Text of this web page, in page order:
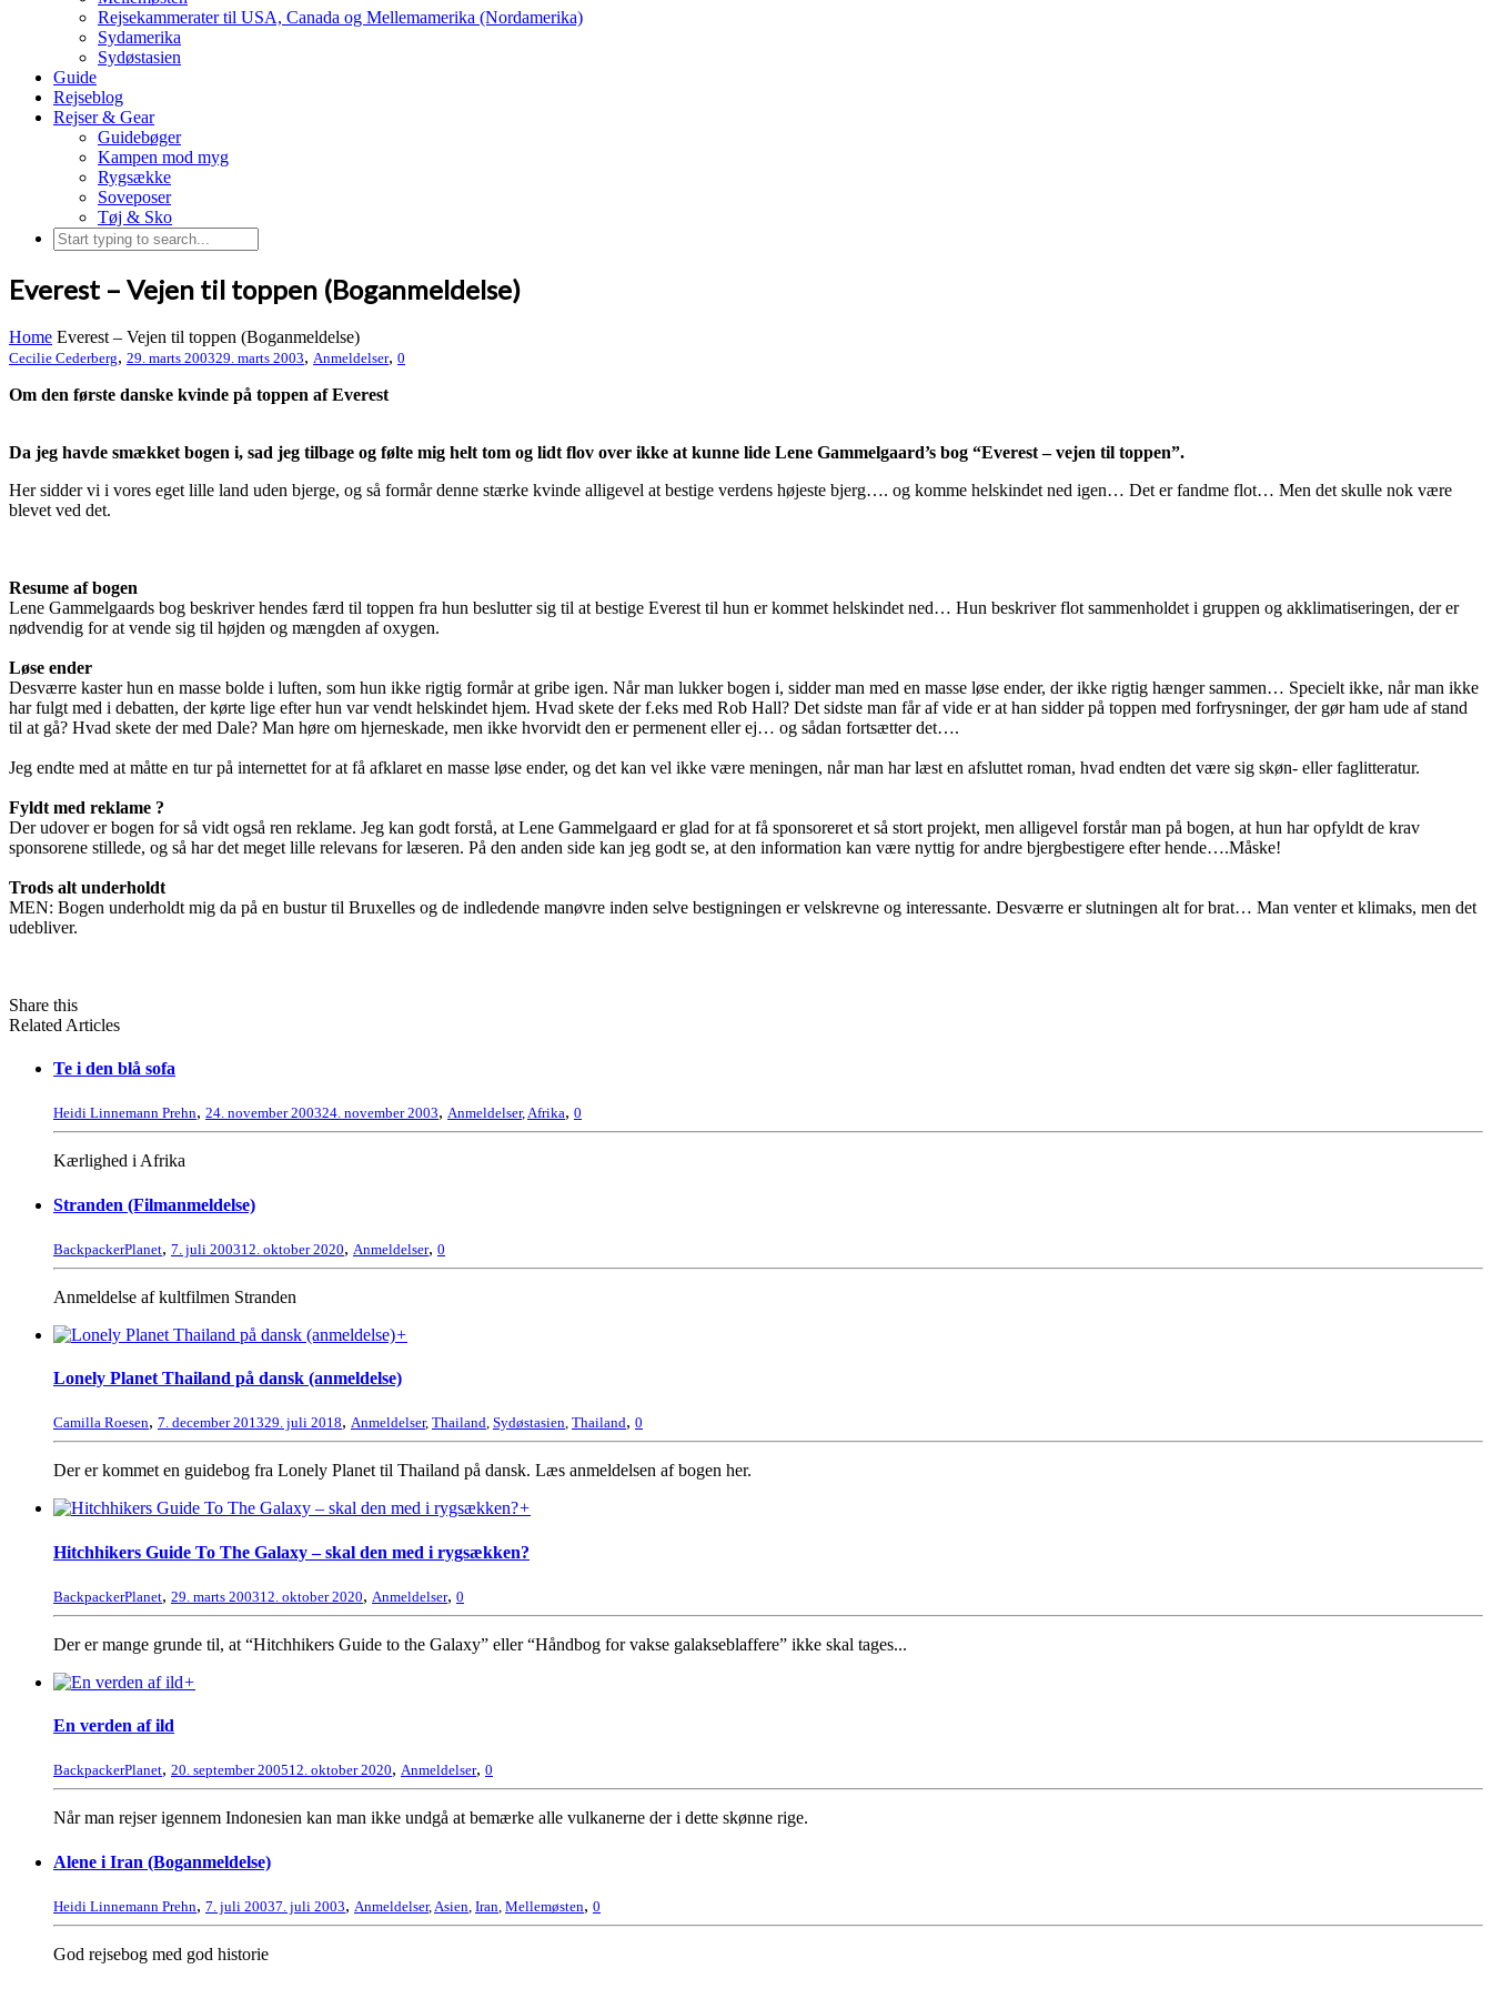
Rejsekammerater til USA, Canada og Mellemamerika (Nordamerika)
Sydamerika
Sydøstasien
Guide
Rejseblog
Rejser & Gear
Guidebøger
Kampen mod myg
Rygsække
Soveposer
Tøj & Sko
Everest – Vejen til toppen (Boganmeldelse)
Home Everest – Vejen til toppen (Boganmeldelse)
Cecilie Cederberg, 29. marts 200329. marts 2003, Anmeldelser, 0
Om den første danske kvinde på toppen af Everest
Da jeg havde smækket bogen i, sad jeg tilbage og følte mig helt tom og lidt flov over ikke at kunne lide Lene Gammelgaard’s bog “Everest – vejen til toppen”.
Her sidder vi i vores eget lille land uden bjerge, og så formår denne stærke kvinde alligevel at bestige verdens højeste bjerg…. og komme helskindet ned igen… Det er fandme flot… Men det skulle nok være
blevet ved det.
Resume af bogen
Lene Gammelgaards bog beskriver hendes færd til toppen fra hun beslutter sig til at bestige Everest til hun er kommet helskindet ned… Hun beskriver flot sammenholdet i gruppen og akklimatiseringen, der er
nødvendig for at vende sig til højden og mængden af oxygen.
Løse ender
Desværre kaster hun en masse bolde i luften, som hun ikke rigtig formår at gribe igen. Når man lukker bogen i, sidder man med en masse løse ender, der ikke rigtig hænger sammen… Specielt ikke, når man ikke
har fulgt med i debatten, der kørte lige efter hun var vendt helskindet hjem. Hvad skete der f.eks med Rob Hall? Det sidste man får af vide er at han sidder på toppen med forfrysninger, der gør ham ude af stand
til at gå? Hvad skete der med Dale? Man høre om hjerneskade, men ikke hvorvidt den er permenent eller ej… og sådan fortsætter det….
Jeg endte med at måtte en tur på internettet for at få afklaret en masse løse ender, og det kan vel ikke være meningen, når man har læst en afsluttet roman, hvad endten det være sig skøn- eller faglitteratur.
Fyldt med reklame ?
Der udover er bogen for så vidt også ren reklame. Jeg kan godt forstå, at Lene Gammelgaard er glad for at få sponsoreret et så stort projekt, men alligevel forstår man på bogen, at hun har opfyldt de krav
sponsorene stillede, og så har det meget lille relevans for læseren. På den anden side kan jeg godt se, at den information kan være nyttig for andre bjergbestigere efter hende….Måske!
Trods alt underholdt
MEN: Bogen underholdt mig da på en bustur til Bruxelles og de indledende manøvre inden selve bestigningen er velskrevne og interessante. Desværre er slutningen alt for brat… Man venter et klimaks, men det
udebliver.
Share this
Related Articles
Te i den blå sofa
Heidi Linnemann Prehn, 24. november 200324. november 2003, Anmeldelser,Afrika, 0
Kærlighed i Afrika
Stranden (Filmanmeldelse)
BackpackerPlanet, 7. juli 200312. oktober 2020, Anmeldelser, 0
Anmeldelse af kultfilmen Stranden
+
Lonely Planet Thailand på dansk (anmeldelse)
Camilla Roesen, 7. december 201329. juli 2018, Anmeldelser, Thailand, Sydøstasien, Thailand, 0
Der er kommet en guidebog fra Lonely Planet til Thailand på dansk. Læs anmeldelsen af bogen her.
+
Hitchhikers Guide To The Galaxy – skal den med i rygsækken?
BackpackerPlanet, 29. marts 200312. oktober 2020, Anmeldelser, 0
Der er mange grunde til, at “Hitchhikers Guide to the Galaxy” eller “Håndbog for vakse galakseblaffere” ikke skal tages...
+
En verden af ild
BackpackerPlanet, 20. september 200512. oktober 2020, Anmeldelser, 0
Når man rejser igennem Indonesien kan man ikke undgå at bemærke alle vulkanerne der i dette skønne rige.
Alene i Iran (Boganmeldelse)
Heidi Linnemann Prehn, 7. juli 20037. juli 2003, Anmeldelser,Asien, Iran, Mellemøsten, 0
God rejsebog med god historie